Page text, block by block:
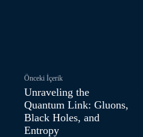
Önceki İçerik
Unraveling the
Quantum Link: Gluons,
Black Holes, and
Entropy